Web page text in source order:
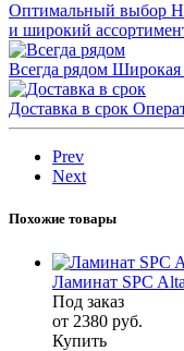
Оптимальный выбор
и широкий
Всегда рядом Широкая
Доставка в срок
Prev
Next
Похожие товары
Ламинат SPC
Под заказ
от 2380 руб.
Купить